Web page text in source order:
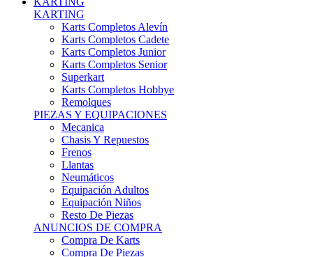
Equipación Niños
Resto De Piezas
ANUNCIOS DE COMPRA
Compra De Karts
Compra De Piezas
BARQUETAS, FÓRMULAS Y CM
BARQUETAS, FÓRMULAS Y CM
Barquetas
Fórmulas
Cm
Prototipos
Remolques
PIEZAS Y EQUIPACIONES
Mecánica
Electrónica
Chasis Y Carrocería
Suspensiones
Frenos
Llantas
Neumáticos